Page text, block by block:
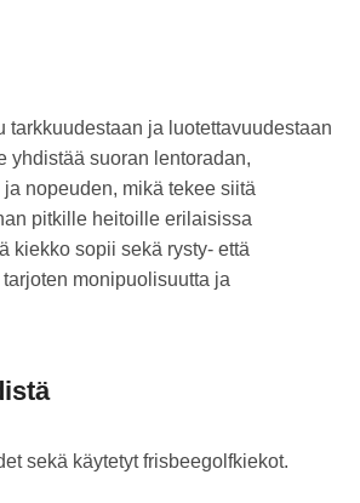
tarkkuudestaan ja luotettavuudestaan
yhdistää suoran lentoradan,
nopeuden, mikä tekee siitä
pitkille heitoille erilaisissa
kiekko sopii sekä rysty- että
monipuolisuutta ja
sekä käytetyt frisbeegolfkiekot.